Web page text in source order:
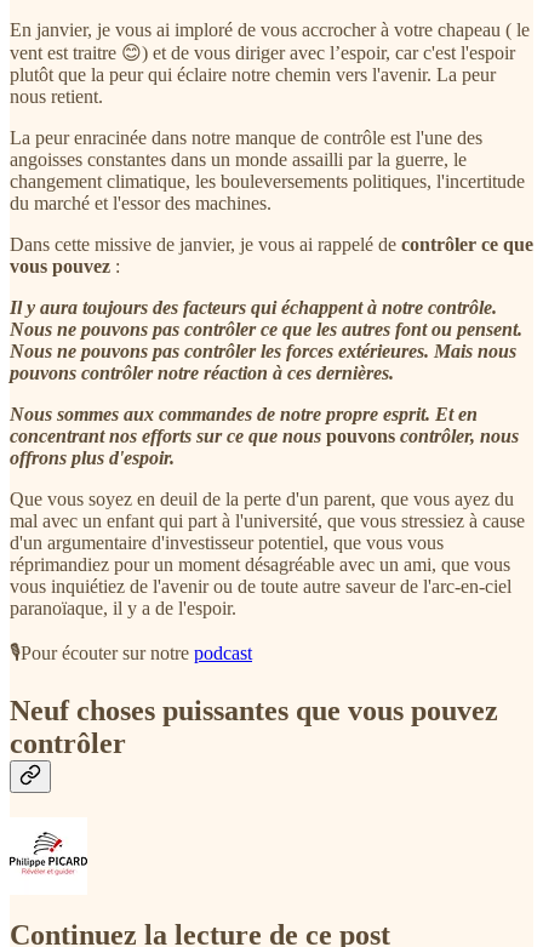
En janvier, je vous ai imploré de vous accrocher à votre chapeau ( le
vent est traitre 😊) et de vous diriger avec l’espoir, car c'est l'espoir
plutôt que la peur qui éclaire notre chemin vers l'avenir. La peur
nous retient.
La peur enracinée dans notre manque de contrôle est l'une des
angoisses constantes dans un monde assailli par la guerre, le
changement climatique, les bouleversements politiques, l'incertitude
du marché et l'essor des machines.
Dans cette missive de janvier, je vous ai rappelé de contrôler ce que
vous pouvez :
Il y aura toujours des facteurs qui échappent à notre contrôle.
Nous ne pouvons pas contrôler ce que les autres font ou pensent.
Nous ne pouvons pas contrôler les forces extérieures. Mais nous
pouvons contrôler notre réaction à ces dernières.
Nous sommes aux commandes de notre propre esprit. Et en
concentrant nos efforts sur ce que nous pouvons contrôler, nous
offrons plus d'espoir.
Que vous soyez en deuil de la perte d'un parent, que vous ayez du
mal avec un enfant qui part à l'université, que vous stressiez à cause
d'un argumentaire d'investisseur potentiel, que vous vous
réprimandiez pour un moment désagréable avec un ami, que vous
vous inquiétiez de l'avenir ou de toute autre saveur de l'arc-en-ciel
paranoïaque, il y a de l'espoir.
🎙️Pour écouter sur notre podcast
Neuf choses puissantes que vous pouvez
contrôler
Continuez la lecture de ce post